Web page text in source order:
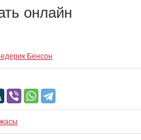
онлайн
Бенсон